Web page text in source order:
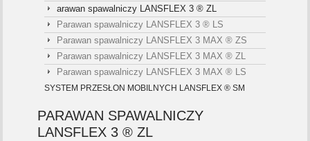
arawan spawalniczy LANSFLEX 3 ® ZL
Parawan spawalniczy LANSFLEX 3 ® LS
Parawan spawalniczy LANSFLEX 3 MAX ® ZS
Parawan spawalniczy LANSFLEX 3 MAX ® ZL
Parawan spawalniczy LANSFLEX 3 MAX ® LS
SYSTEM PRZESŁON MOBILNYCH LANSFLEX ® SM
PARAWAN SPAWALNICZY
LANSFLEX 3 ® ZL